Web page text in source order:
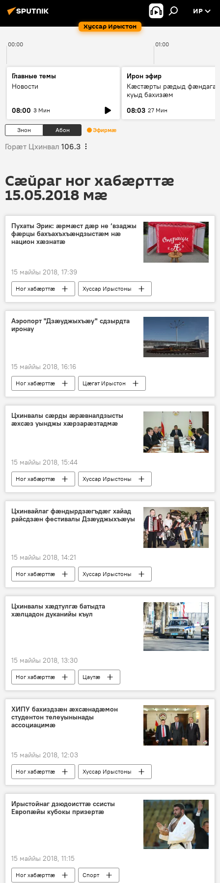
Хуссар Ирыстон
ИР
00:00 01:00
Главные темы
Новости
08:00 3 Мин
Ирон эфир
Кæстæрты рæдыд
куыд бахизæм
08:03 27 Мин
Знон Абон Эфирмæ
Горӕт Цхинвал 106.3
Сӕйраг ног хабӕрттӕ
15.05.2018 мӕ
Пухаты Эрик: ӕрмӕст дӕр не ‘взаджы
фӕрцы бахъахъхъӕндзыстӕм нӕ
национ хӕзнатӕ
15 маййы 2018, 17:39
Ног хабӕрттӕ Хуссар Ирыстоны
Аэропорт "Дзӕуджыхъӕу" сдзырдта
иронау
15 маййы 2018, 16:16
Ног хабӕрттӕ Цӕгат Ирыстон
Цхинвалы сӕрды ӕрӕвналдзысты
ӕхсӕз уынджы хӕрзарӕзтадмӕ
15 маййы 2018, 15:44
Ног хабӕрттӕ Хуссар Ирыстоны
Цхинвайлаг фæндырдзæгъдæг хайад
райсдзæн фестивалы Дзæуджыхъæуы
15 маййы 2018, 14:21
Ног хабӕрттӕ
Хуссар Ирыстоны
Культурӕ
Цхинвалы хӕдтулгӕ батыдта
хӕлцадон дуканийы къул
15 маййы 2018, 13:30
Ног хабӕрттӕ
Цаутӕ
Хуссар Ирыстоны
ХИПУ бахиздзӕн ӕхсӕнадӕмон
студентон телеуынынады
ассоциацимӕ
15 маййы 2018, 12:03
Ног хабӕрттӕ Хуссар Ирыстоны
Ирыстойнаг дзюдоисттӕ ссисты
Европӕйы кубокы призертӕ
15 маййы 2018, 11:15
Ног хабӕрттӕ Спорт